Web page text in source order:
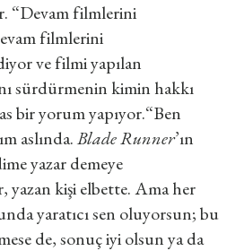
“Devam filmlerini
filmlerini
ve filmi yapılan
sürdürmenin kimin hakkı
bir yorum yapıyor.“Ben
aslında.Blade Runner’ın
yazar demeye
yazan kişi elbette. Ama her
yaratıcı sen oluyorsun; bu
de, sonuç iyi olsun ya da